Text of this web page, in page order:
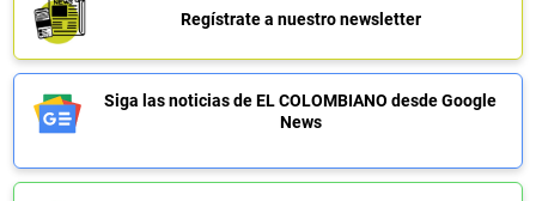
Regístrate a nuestro newsletter
Siga las noticias de EL COLOMBIANO desde Google
News